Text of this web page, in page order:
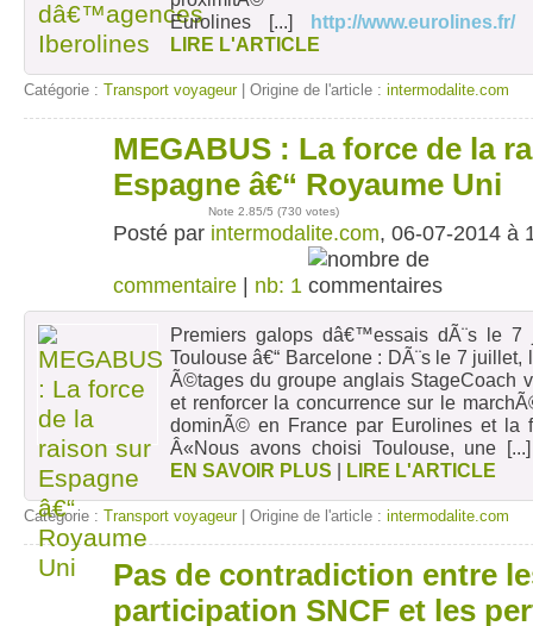
Eurolines [...] http://www.eurolines.fr/
LIRE L'ARTICLE
Catégorie : Transport voyageur| Origine de l'article : intermodalite.com
MEGABUS : La force de la
Espagne â€“ Royaume Uni
Note 2.85/5 (730 votes)
Posté par intermodalite.com, 06-07-2014 à
commentaire | nb: 1
Premiers galops dâ€™essais dÃ¨s le
Toulouse â€“ Barcelone : DÃ¨s le 7
Ã©tages du groupe anglais StageCoach
et renforcer la concurrence sur le
dominÃ© en France par Eurolines et la
Â«Nous avons choisi Toulouse, une
EN SAVOIR PLUS | LIRE L'ARTICLE
Catégorie : Transport voyageur| Origine de l'article : intermodalite.com
13
Pas de contradiction entre
participation SNCF et les